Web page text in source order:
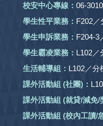
校安中心專線： 06-
學生性平業務： F202／
學生申訴業務： F204-3
學生霸凌業務： L102／
生活輔導組： L102／分
課外活動組 (社團) ：
課外活動組 (就貸/減免/
課外活動組 (校內工讀/